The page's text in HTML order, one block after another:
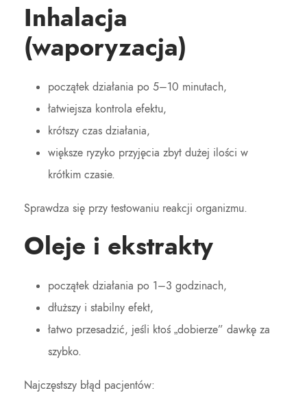
Inhalacja
(waporyzacja)
początek działania po 5–10 minutach,
łatwiejsza kontrola efektu,
krótszy czas działania,
większe ryzyko przyjęcia zbyt dużej ilości w
krótkim czasie.
Sprawdza się przy testowaniu reakcji organizmu.
Oleje i ekstrakty
początek działania po 1–3 godzinach,
dłuższy i stabilny efekt,
łatwo przesadzić, jeśli ktoś „dobierze” dawkę za
szybko.
Najczęstszy błąd pacjentów: